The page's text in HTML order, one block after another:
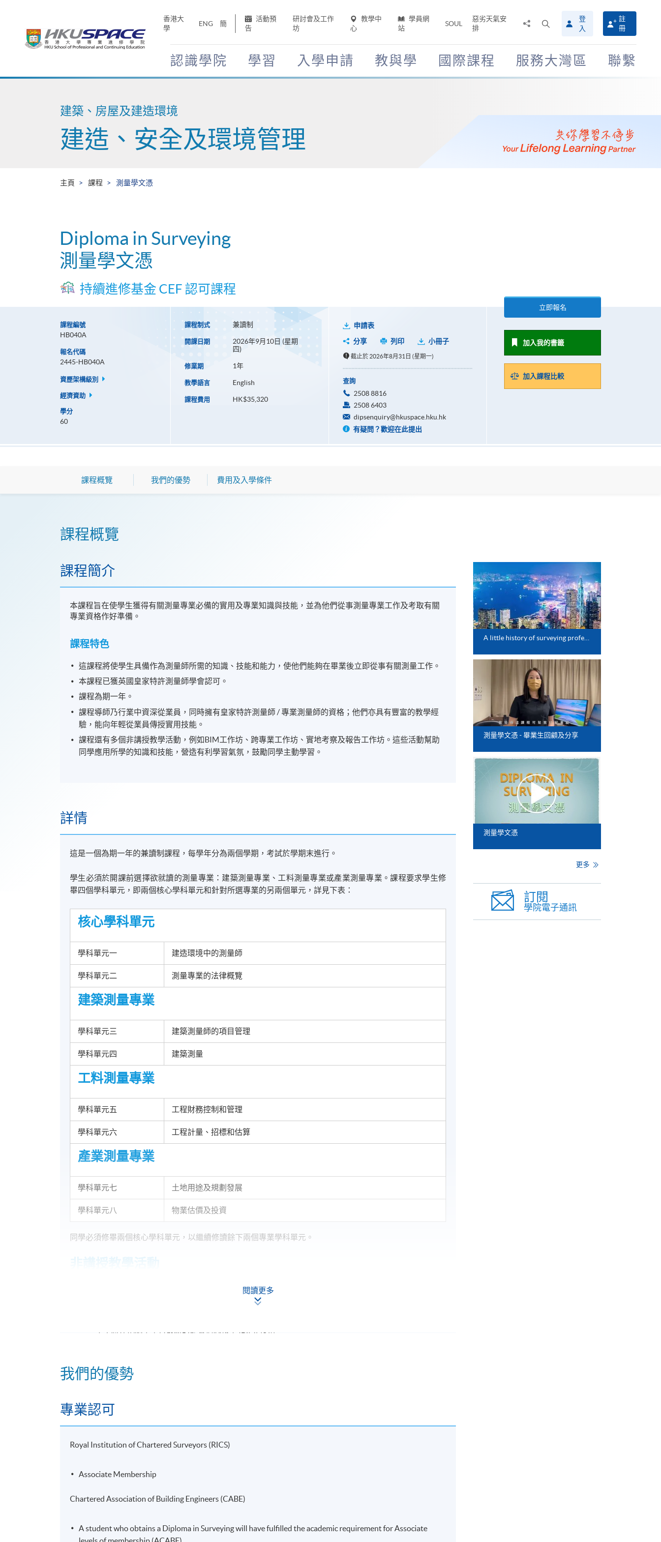
香港大
學
ENG 簡
活動預
告
研討會及工作
坊
教學中
心
學員網
站
SOUL
惡劣天氣安
排
搜
尋
介
面
登
入
註
冊
認識學院 學習 入學申請 教與學 國際課程 服務大灣區 聯繫
Main
建築、房屋及建造環境
建造、安全及環境管理
主頁 課程 測量學文憑
Diploma in Surveying
測量學文憑
持續進修基金 CEF 認可課程
課程編號
HB040A
報名代碼
2445-HB040A
資歷架構級別
經濟資助
學分
60
課程制式 兼讀制
開課日期
2026年9月10日 (星期
四)
修業期 1年
教學語言 English
課程費用 HK$35,320
申請表
分享
列印 小冊子
截止於 2026年8月31日 (星期一)
查詢
2508 8816
2508 6403
dipsenquiry@hkuspace.hku.hk
有疑問？歡迎在此提出
立即報名
加入我的書籤
加入課程比較
課程概覽 我們的優勢 費用及入學條件
課程概覽
課程簡介
本課程旨在使學生獲得有關測量專業必備的實用及專業知識與技能，並為他們從事測量專業工作及考取有關
專業資格作好準備。
課程特色
這課程將使學生具備作為測量師所需的知識、技能和能力，使他們能夠在畢業後立即從事有關測量工作。
本課程已獲英國皇家特許測量師學會認可。
課程為期一年。
課程導師乃行業中資深從業員，同時擁有皇家特許測量師 / 專業測量師的資格；他們亦具有豐富的教學經
驗，能向年輕從業員傳授實用技能。
課程還有多個非講授教學活動，例如BIM工作坊、跨專業工作坊、實地考察及報告工作坊。這些活動幫助
同學應用所學的知識和技能，營造有利學習氣氛，鼓勵同學主動學習。
詳情
這是一個為期一年的兼讀制課程，每學年分為兩個學期，考試於學期末進行。
學生必須於開課前選擇欲就讀的測量專業：建築測量專業、工料測量專業或產業測量專業。課程要求學生修
畢四個學科單元，即兩個核心學科單元和針對所選專業的另兩個單元，詳見下表：
核心學科單元
學科單元一 建造環境中的測量師
學科單元二 測量專業的法律概覽
建築測量專業
學科單元三 建築測量師的項目管理
學科單元四 建築測量
工料測量專業
學科單元五 工程財務控制和管理
學科單元六 工程計量、招標和估算
產業測量專業
學科單元七 土地用途及規劃發展
學科單元八 物業估價及投資
同學必須修畢兩個核心學科單元，以繼續修讀餘下兩個專業學科單元。
測量專業有更深刻瞭解。
課程導師會帶領學生進行實地考察，以準備「實踐專業習作」。學生需要在考察期間搜集相關資料，
評核
大部分學科單元的評核方法為習作及三小時的考試。
閱讀更多
我們的優勢
專業認可
Royal Institution of Chartered Surveyors (RICS)
Associate Membership
Chartered Association of Building Engineers (CABE)
A student who obtains a Diploma in Surveying will have fulfilled the academic requirement for Associate
A little history of surveying profession in Hong Kong (by Sr Edward Au)
測量學文憑 - 畢業生回顧及分享
測量學文憑
更多
訂閱
學院電子通訊